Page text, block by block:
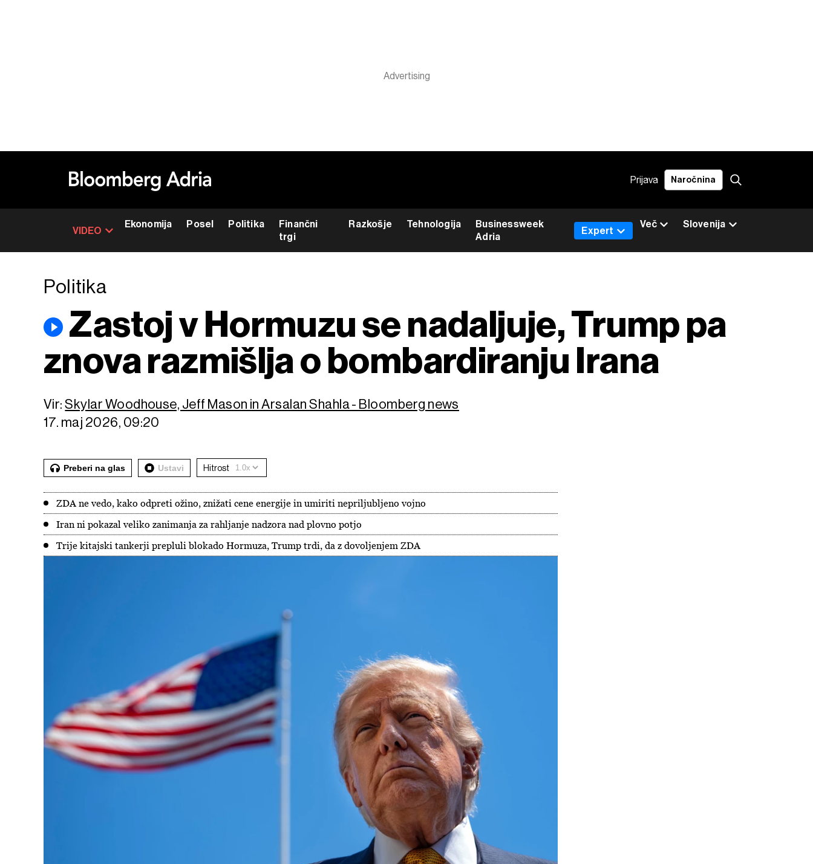
Prijava Naročnina
VIDEO
Ekonomija Posel Politika
Finančni
trgi
Razkošje Tehnologija
Businessweek
Adria
Slovenija
Expert
Več
Politika
Zastoj v Hormuzu se nadaljuje, Trump pa
znova razmišlja o bombardiranju Irana
Vir:Skylar Woodhouse, Jeff Mason in Arsalan Shahla - Bloomberg news
17. maj 2026, 09:20
Preberi na glas Ustavi Hitrost
ZDA ne vedo, kako odpreti ožino, znižati cene energije in umiriti nepriljubljeno vojno
Iran ni pokazal veliko zanimanja za rahljanje nadzora nad plovno potjo
Trije kitajski tankerji prepluli blokado Hormuza, Trump trdi, da z dovoljenjem ZDA